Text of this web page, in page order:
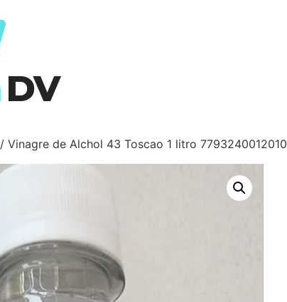
/ Vinagre de Alchol 43 Toscao 1 litro 7793240012010